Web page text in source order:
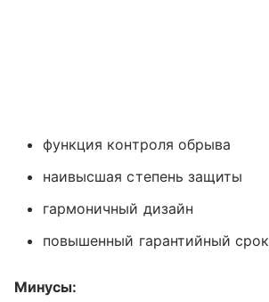
функция контроля обрыва
наивысшая степень защиты
гармоничный дизайн
повышенный гарантийный срок
Минусы: